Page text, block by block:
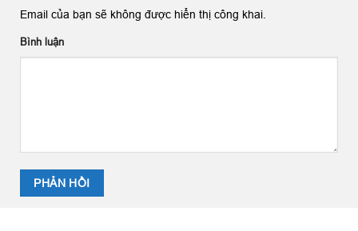
Email của bạn sẽ không được hiển thị công khai.
Bình luận